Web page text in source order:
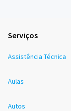
Serviços
Assistência Técnica
Aulas
Autos